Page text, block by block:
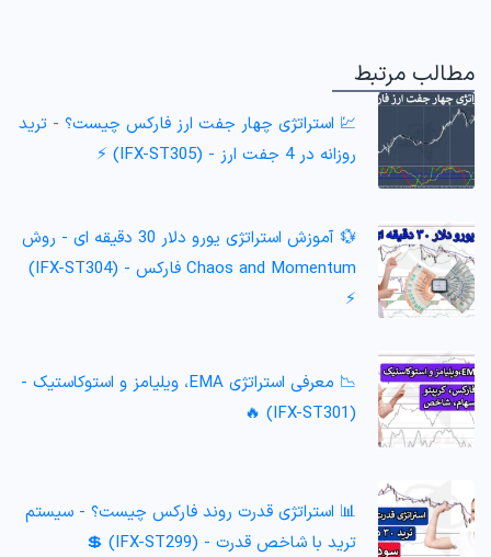
مطالب مرتبط
💹 استراتژی چهار جفت ارز فارکس چیست؟ - ترید
روزانه در 4 جفت ارز - (IFX-ST305) ⚡️
💱 آموزش استراتژی یورو دلار 30 دقیقه ای - روش
Chaos and Momentum فارکس - (IFX-ST304)
⚡️
📉 معرفی استراتژی EMA، ویلیامز و استوکاستیک -
(IFX-ST301) 🔥
📊 استراتژی قدرت روند فارکس چیست؟ - سیستم
ترید با شاخص قدرت - (IFX-ST299) 💲